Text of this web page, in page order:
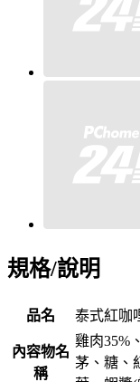
規格/說明
品名 泰式紅咖
內容物名
稱
雞肉35%
茅、糖、